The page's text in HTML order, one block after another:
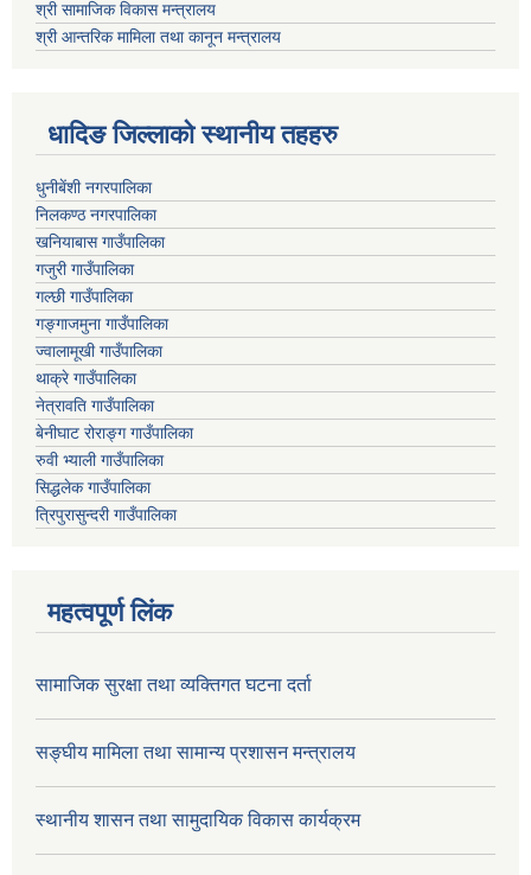
श्री सामाजिक विकास मन्त्रालय
श्री आन्तरिक मामिला तथा कानून मन्त्रालय
धादिङ जिल्लाकाे स्थानीय तहहरु
धुनीबेंशी नगरपालिका
निलकण्ठ नगरपालिका
खनियाबास गाउँपालिका
गजुरी गाउँपालिका
गल्छी गाउँपालिका
गङ्गाजमुना गाउँपालिका
ज्वालामूखी गाउँपालिका
थाक्रे गाउँपालिका
नेत्रावति गाउँपालिका
बेनीघाट रोराङ्ग गाउँपालिका
रुवी भ्याली गाउँपालिका
सिद्धलेक गाउँपालिका
त्रिपुरासुन्दरी गाउँपालिका
महत्वपूर्ण लिंक
सामाजिक सुरक्षा तथा व्यक्तिगत घटना दर्ता
सङ्घीय मामिला तथा सामान्य प्रशासन मन्त्रालय
स्थानीय शासन तथा सामुदायिक विकास कार्यक्रम